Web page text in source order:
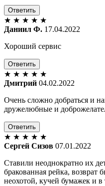
Ответить
★ ★ ★ ★ ★
Даниил Ф. 17.04.2022
Хороший сервис
Ответить
★ ★ ★ ★ ★
Дмитрий 04.02.2022
Очень сложно добраться и
дружелюбные и
Ответить
★ ★ ★ ★ ★
Сергей Сизов 07.01.2022
Ставили неоднократно их
бракованная рейка,
неохотой, кучей бумажек и в